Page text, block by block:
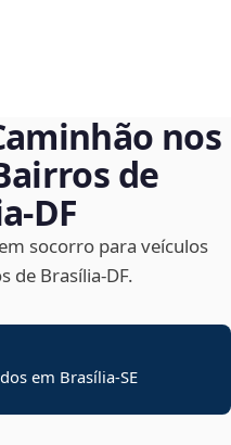
nos
de
socorro para veículos
de Brasília‑DF.
em Brasília-SE